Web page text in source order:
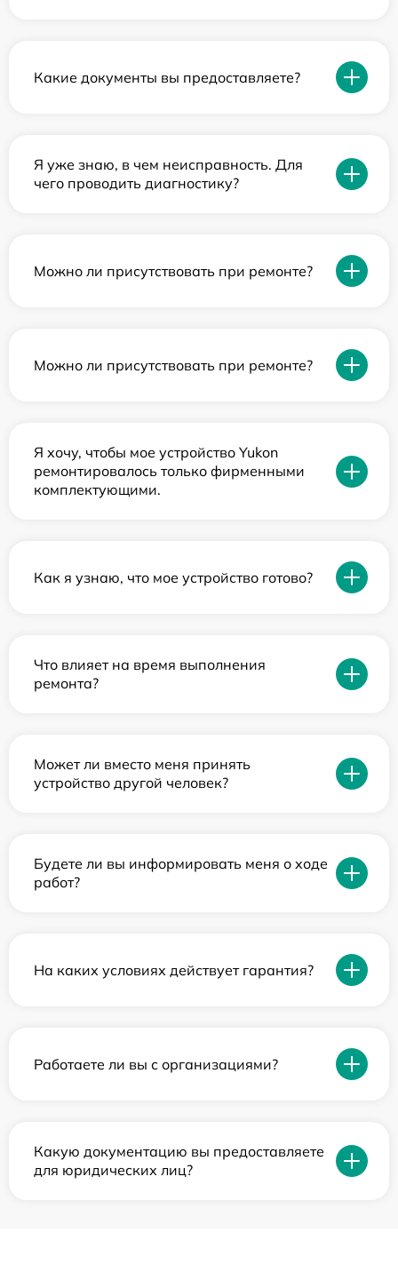
Какие документы вы предоставляете?
Я уже знаю, в чем неисправность. Для
чего проводить диагностику?
Можно ли присутствовать при ремонте?
Можно ли присутствовать при ремонте?
Я хочу, чтобы мое устройство Yukon
ремонтировалось только фирменными
комплектующими.
Как я узнаю, что мое устройство готово?
Что влияет на время выполнения
ремонта?
Может ли вместо меня принять
устройство другой человек?
Будете ли вы информировать меня о ходе
работ?
На каких условиях действует гарантия?
Работаете ли вы с организациями?
Какую документацию вы предоставляете
для юридических лиц?